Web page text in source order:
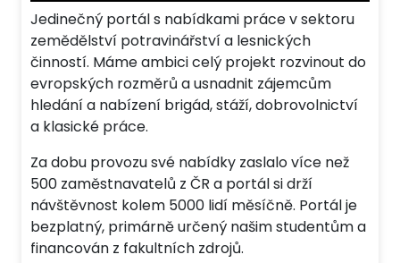
Jedinečný portál s nabídkami práce v sektoru
zemědělství potravinářství a lesnických
činností. Máme ambici celý projekt rozvinout do
evropských rozměrů a usnadnit zájemcům
hledání a nabízení brigád, stáží, dobrovolnictví
a klasické práce.
Za dobu provozu své nabídky zaslalo více než
500 zaměstnavatelů z ČR a portál si drží
návštěvnost kolem 5000 lidí měsíčně. Portál je
bezplatný, primárně určený našim studentům a
financován z fakultních zdrojů.